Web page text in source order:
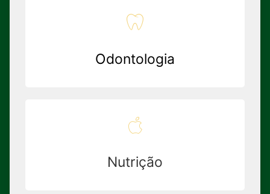
Odontologia
Nutrição